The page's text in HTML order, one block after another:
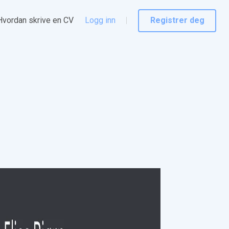
skrive en CV Logg inn Registrer deg